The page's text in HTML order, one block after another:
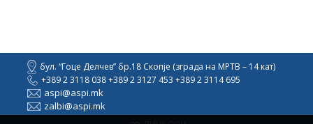
бул. “Гоце Делчев” бр.18 Скопје (зграда на МРТВ – 14 кат)
+389 2 3118 038 +389 2 3127 453 +389 2 3114 695
aspi@aspi.mk
zalbi@aspi.mk